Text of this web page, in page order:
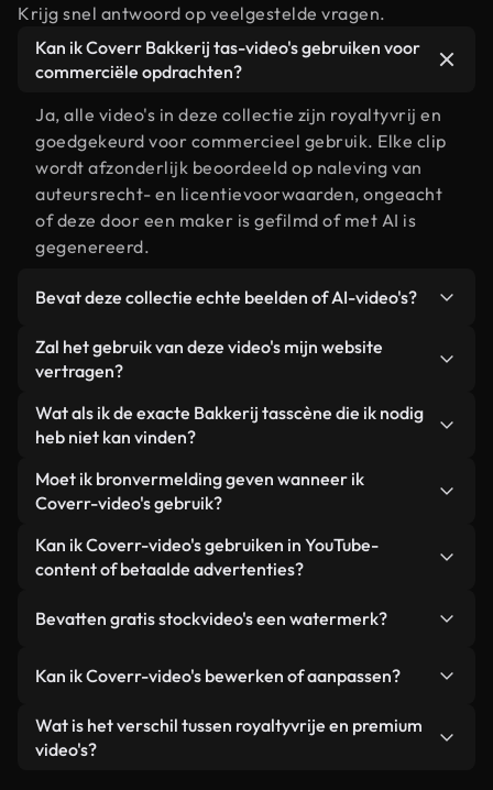
Krijg snel antwoord op veelgestelde vragen.
Kan ik Coverr Bakkerij tas-video's gebruiken voor
commerciële opdrachten?
Ja, alle video's in deze collectie zijn royaltyvrij en
goedgekeurd voor commercieel gebruik. Elke clip
wordt afzonderlijk beoordeeld op naleving van
auteursrecht- en licentievoorwaarden, ongeacht
of deze door een maker is gefilmd of met AI is
gegenereerd.
Bevat deze collectie echte beelden of AI-video's?
Beide. Dit is een hybride bibliotheek die bestaat
uit echte, door mensen gefilmde beelden van
video's. Elke video is duidelijk gelabeld, zodat je
altijd weet wat je gebruikt.
Zal het gebruik van deze video's mijn website
vertragen?
Niet als u voor onze geoptimaliseerde versies
kiest. Wij bieden lichtgewicht, webklare formaten
achtergrond. Zo blijft de kwaliteit hoog, worden de
laadtijden geminimaliseerd en worden
statistieken zoals LCP verbeterd.
Wat als ik de exacte Bakkerij tasscène die ik nodig
heb niet kan vinden?
Met Coverr AI Studio maak je direct een video.
Beschrijf de scène – bijvoorbeeld "Bakkerij tas bij
enkele seconden een gepersonaliseerde video die
voldoet aan onze licentievoorwaarden.
Moet ik bronvermelding geven wanneer ik
Coverr-video's gebruik?
Naamsvermelding is niet vereist. Alle video's in
onze stockbibliotheek zijn royaltyvrij en kunnen
hoewel dit altijd op prijs wordt gesteld.
Kan ik Coverr-video's gebruiken in YouTube-
content of betaalde advertenties?
gebruikt in YouTube-video's met advertentie-
advertenties van klanten, zolang je de beelden
een losstaand product.
Bevatten gratis stockvideo's een watermerk?
zijn of door AI gegenereerd – bevat watermerken.
Je krijgt schoon, direct bruikbaar beeldmateriaal.
Kan ik Coverr-video's bewerken of aanpassen?
Ja. Je mag onze video's inkorten, bijsnijden of
remixen. Zorg er wel voor dat het eindproduct
Wat is het verschil tussen royaltyvrije en premium
video's?